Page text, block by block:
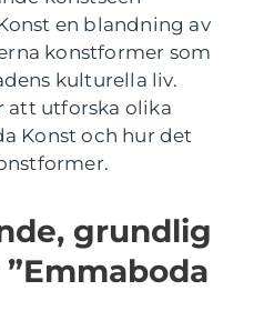
en blandning av
konstformer som
kulturella liv.
att utforska olika
Konst och hur det
grundlig